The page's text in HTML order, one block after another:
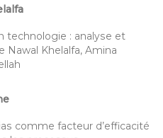
: analyse et
Nawal Khelalfa, Amina
comme facteur d’efficacité